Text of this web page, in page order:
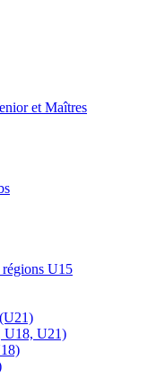
et Maîtres
U15
U18, U21)